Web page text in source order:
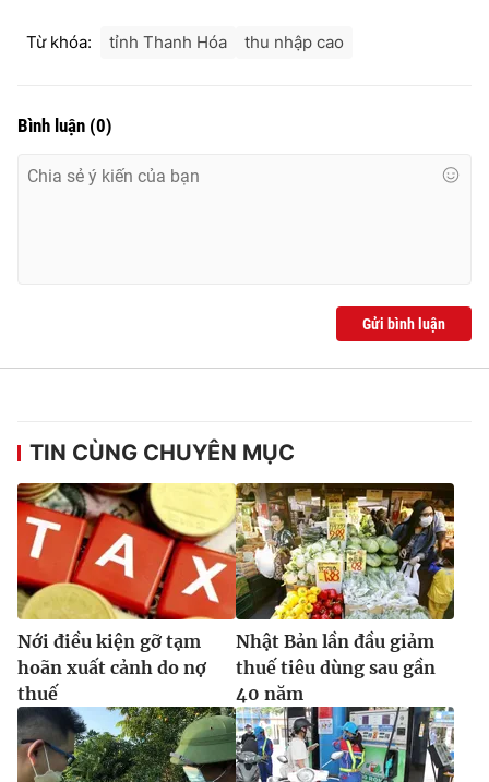
Cơ quan chủ quản:Đài Truyền hình Việt Nam
cấp ngày 29/12/2023
Phó Tổng Biên tập:
Nguyễn Thị Mỹ Hạnh, Phạm Quốc Thắng,
® Cấm sao chép dưới mọi hình thức nếu không có sự chấp
thuận bằng văn bản. Ghi rõ nguồn VTV.vn khi phát hành lại
thông tin từ website này.
Từ khóa: tỉnh Thanh Hóa thu nhập cao
Bình luận (0)
Gửi bình luận
TIN CÙNG CHUYÊN MỤC
Nới điều kiện gỡ tạm
hoãn xuất cảnh do nợ
thuế
Nhật Bản lần đầu giảm
thuế tiêu dùng sau gần
40 năm